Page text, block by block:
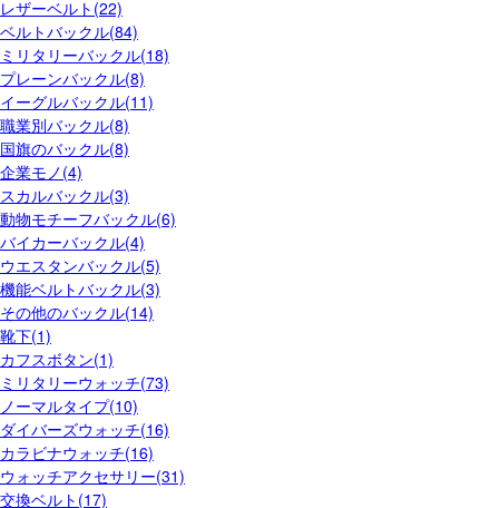
レザーベルト(22)
ベルトバックル(84)
ミリタリーバックル(18)
プレーンバックル(8)
イーグルバックル(11)
職業別バックル(8)
国旗のバックル(8)
企業モノ(4)
スカルバックル(3)
動物モチーフバックル(6)
バイカーバックル(4)
ウエスタンバックル(5)
機能ベルトバックル(3)
その他のバックル(14)
靴下(1)
カフスボタン(1)
ミリタリーウォッチ(73)
ノーマルタイプ(10)
ダイバーズウォッチ(16)
カラビナウォッチ(16)
ウォッチアクセサリー(31)
交換ベルト(17)